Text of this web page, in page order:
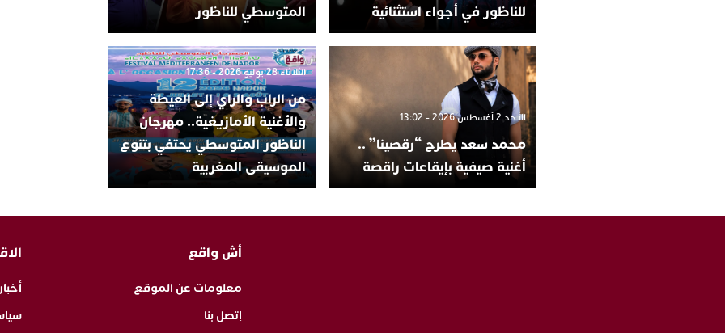
للناظور في أجواء استثنائية
المتوسطي للناظور
الأحد 2 أغسطس 2026 - 13:02
محمد سعد يطرح “رقصينا” ..
أغنية صيفية بإيقاعات راقصة
الثلاثاء 28 يوليو 2026 - 17:36
من الراب والراي إلى العيطة
والأغنية الأمازيغية.. مهرجان
الناظور المتوسطي يحتفي بتنوع
الموسيقى المغربية
أش واقع
معلومات عن الموقع
إتصل بنا